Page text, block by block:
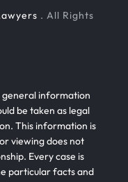
. All Rights
information
be taken as legal
This information is
viewing does not
Every case is
particular facts and